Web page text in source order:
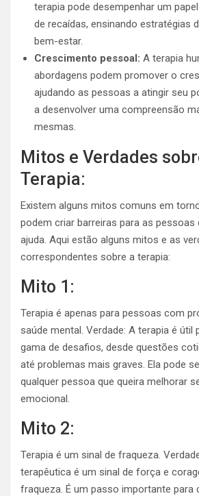
terapia pode desempenhar um
de recaídas, ensinando estratégias
bem-estar.
Crescimento pessoal: A terapia
abordagens podem promover o
ajudando as pessoas a atingir seu
a desenvolver uma compreensão
mesmas.
Mitos e Verdades
Terapia:
Existem alguns mitos comuns em
podem criar barreiras para as pessoas
ajuda. Aqui estão alguns mitos e as
correspondentes sobre a terapia:
Mito 1:
Terapia é apenas para pessoas com
saúde mental. Verdade: A terapia é útil
gama de desafios, desde questões
até problemas mais graves. Ela pode
qualquer pessoa que queira melhorar
emocional.
Mito 2:
Terapia é um sinal de fraqueza.
terapêutica é um sinal de força e
fraqueza. É um passo importante para